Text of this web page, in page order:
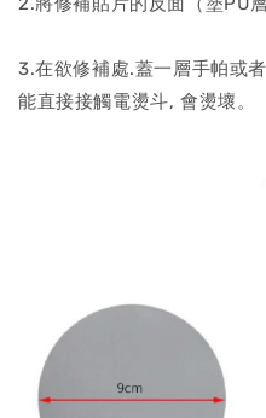
3.在欲修補處.蓋一層手帕或
能直接接觸電燙斗, 會燙壞。